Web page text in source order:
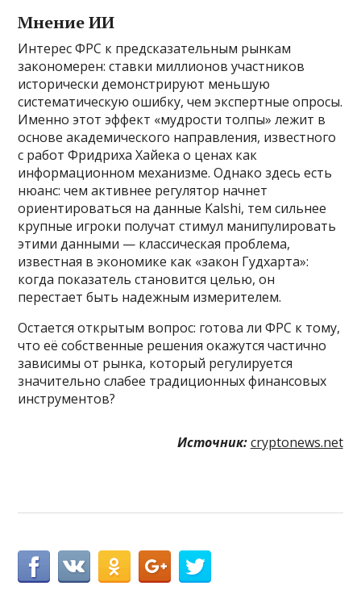
Мнение ИИ
Интерес ФРС к предсказательным рынкам
закономерен: ставки миллионов участников
исторически демонстрируют меньшую
систематическую ошибку, чем экспертные опросы.
Именно этот эффект «мудрости толпы» лежит в
основе академического направления, известного
с работ Фридриха Хайека о ценах как
информационном механизме. Однако здесь есть
нюанс: чем активнее регулятор начнет
ориентироваться на данные Kalshi, тем сильнее
крупные игроки получат стимул манипулировать
этими данными — классическая проблема,
известная в экономике как «закон Гудхарта»:
когда показатель становится целью, он
перестает быть надежным измерителем.
Остается открытым вопрос: готова ли ФРС к тому,
что её собственные решения окажутся частично
зависимы от рынка, который регулируется
значительно слабее традиционных финансовых
инструментов?
Источник: cryptonews.net